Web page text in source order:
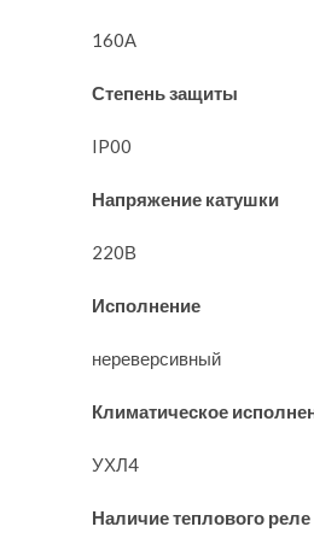
160А
Степень защиты
IP00
Напряжение катушки
220В
Исполнение
нереверсивный
Климатическое
УХЛ4
Наличие теплового реле